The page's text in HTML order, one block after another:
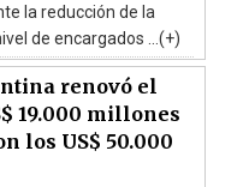
la reducción de la
de encargados ...(+)
renovó el
19.000 millones
los US$ 50.000